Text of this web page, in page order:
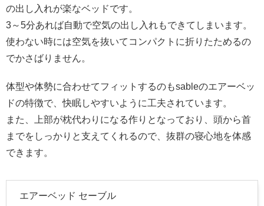
の出し入れが楽なベッドです。
3～5分あれば自動で空気の出し入れもできてしまいます。
使わない時には空気を抜いてコンパクトに折りたためるの
でかさばりません。
体型や体勢に合わせてフィットするのもsableのエアーベッ
ドの特徴で、快眠しやすいように工夫されています。
また、上部が枕代わりになる作りとなっており、頭から首
までをしっかりと支えてくれるので、抜群の寝心地を体感
できます。
エアーベッド セーブル